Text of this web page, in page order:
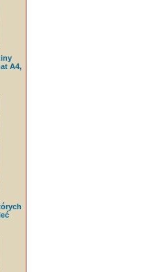
A4,